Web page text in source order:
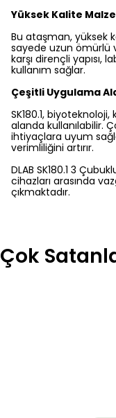
Yüksek Kalite
Bu ataşman, yüksek
sayede uzun ömürlü
karşı dirençli yapısı,
kullanım sağlar.
Çeşitli Uygulama
SK180.1,
alanda kullanılabilir.
ihtiyaçlara uyum
verimliliğini artırır.
DLAB SK180.1 3
cihazları arasında
çıkmaktadır.
Çok